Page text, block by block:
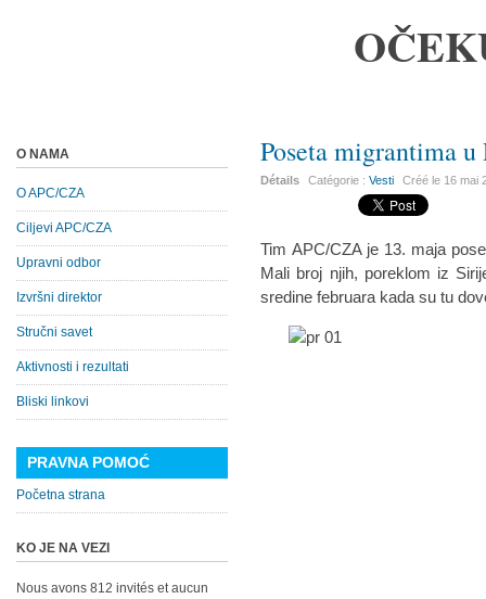
Poseta migrantima u
Détails Catégorie :Vesti Créé le 16 mai
Tim APC/CZA je 13. maja
Mali broj njih, poreklom iz
sredine februara kada su tu
O NAMA
O APC/CZA
Ciljevi APC/CZA
Upravni odbor
Izvršni direktor
Stručni savet
Aktivnosti i rezultati
Bliski linkovi
PRAVNA POMOĆ
Početna strana
KO JE NA VEZI
Nous avons 812 invités et aucun